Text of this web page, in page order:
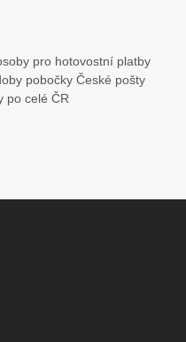
pro hotovostní platby
pobočky České pošty
po celé ČR